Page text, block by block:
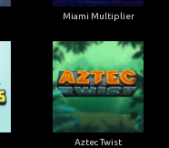
Miami Multiplier
Aztec Twist